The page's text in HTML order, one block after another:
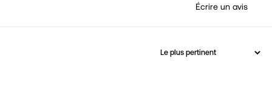
Écrire un avis